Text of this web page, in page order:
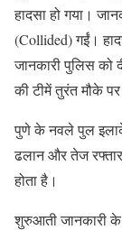
हादसा हो गया।
(Collided) गईं।
जानकारी पुलिस को
की टीमें तुरंत मौके
पुणे के नवले पुल
ढलान और तेज
होता है।
शुरुआती जानकारी